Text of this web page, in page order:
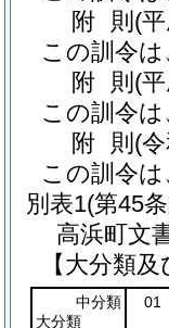
附 則 (
この訓令
附 則 (
この訓令
附 則 (
この訓令
別表1(第45
高浜町文
【大分類
中分類
大分類
01